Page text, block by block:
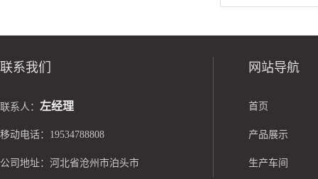
联系我们
联系人： 左经理
移动电话：19534788808
公司地址：河北省沧州市泊头市
网站导航
首页
产品展示
生产车间